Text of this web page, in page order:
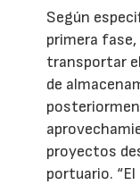
Según
primera
transportar
de
proyectos
portuario.